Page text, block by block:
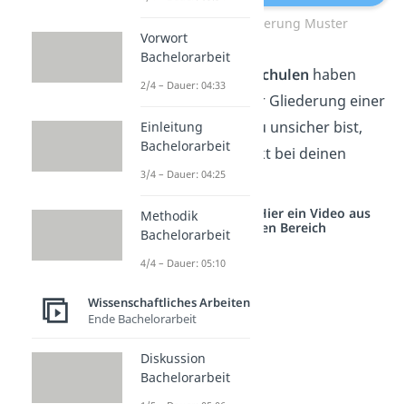
Hausarbeit Gliederung Muster
Hochschulen haben
eigene Vorgaben zur Gliederung einer
Hausarbeit. Wenn du unsicher bist,
frag am besten direkt bei deinen
Dozierendennach.
Studyflix vernetzt: Hier ein Video aus
einem anderen Bereich
Vorwort
Bachelorarbeit
2/4 – Dauer: 04:33
Einleitung
Bachelorarbeit
3/4 – Dauer: 04:25
Methodik
Bachelorarbeit
4/4 – Dauer: 05:10
Wissenschaftliches Arbeiten
Ende Bachelorarbeit
Diskussion
Bachelorarbeit